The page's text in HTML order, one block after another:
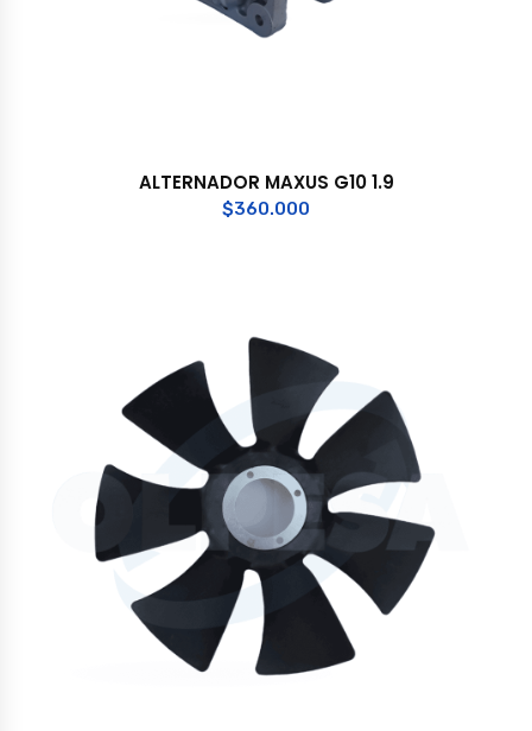
ALTERNADOR MAXUS G10 1.9
$360.000